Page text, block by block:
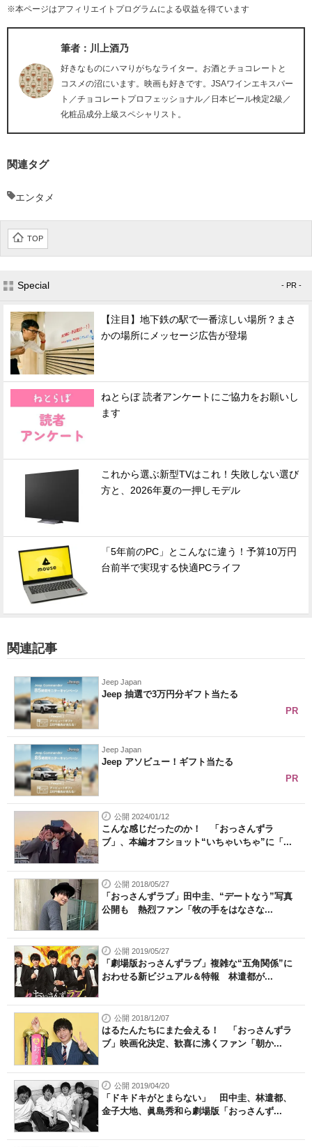
※本ページはアフィリエイトプログラムによる収益を得ています
筆者：川上酒乃
好きなものにハマりがちなライター。お酒とチョコレートと
コスメの沼にいます。映画も好きです。JSAワインエキスパー
ト／チョコレートプロフェッショナル／日本ビール検定2級／
化粧品成分上級スペシャリスト。
関連タグ
エンタメ
TOP
Special - PR -
【注目】地下鉄の駅で一番涼しい場所？まさ
かの場所にメッセージ広告が登場
ねとらぼ 読者アンケートにご協力をお願いし
ます
これから選ぶ新型TVはこれ！失敗しない選び
方と、2026年夏の一押しモデル
「5年前のPC」とこんなに違う！予算10万円
台前半で実現する快適PCライフ
関連記事
Jeep Japan
Jeep 抽選で3万円分ギフト当たる
PR
Jeep Japan
Jeep アソビュー！ギフト当たる
PR
公開 2024/01/12
こんな感じだったのか！ 「おっさんずラ
ブ」、本編オフショット“いちゃいちゃ”に「...
公開 2018/05/27
「おっさんずラブ」田中圭、“デートなう”写真
公開も 熱烈ファン「牧の手をはなさな...
公開 2019/05/27
「劇場版おっさんずラブ」複雑な“五角関係”に
おわせる新ビジュアル＆特報 林遣都が...
公開 2018/12/07
はるたんたちにまた会える！ 「おっさんずラ
ブ」映画化決定、歓喜に沸くファン「朝か...
公開 2019/04/20
「ドキドキがとまらない」 田中圭、林遣都、
金子大地、眞島秀和ら劇場版「おっさんず...